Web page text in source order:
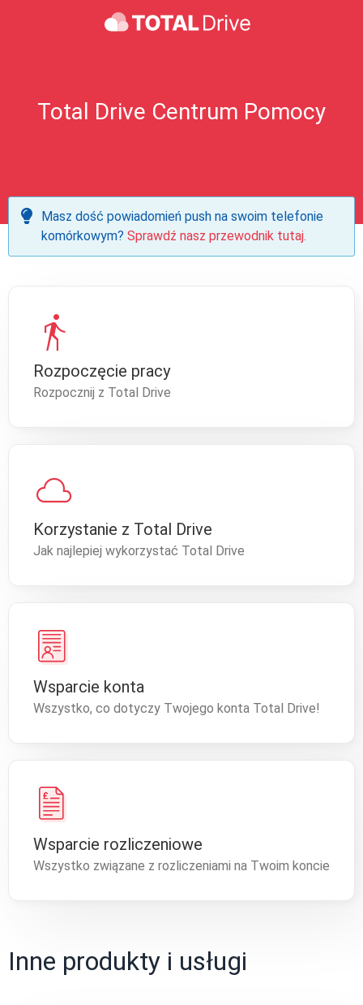
Total Drive Centrum Pomocy
Masz dość powiadomień push na swoim telefonie
komórkowym? Sprawdź nasz przewodnik tutaj.
directions_walk
Rozpoczęcie pracy
Rozpocznij z Total Drive
cloud
Korzystanie z Total Drive
Jak najlepiej wykorzystać Total Drive
Wsparcie konta
Wszystko, co dotyczy Twojego konta Total Drive!
Wsparcie rozliczeniowe
Wszystko związane z rozliczeniami na Twoim koncie
Inne produkty i usługi